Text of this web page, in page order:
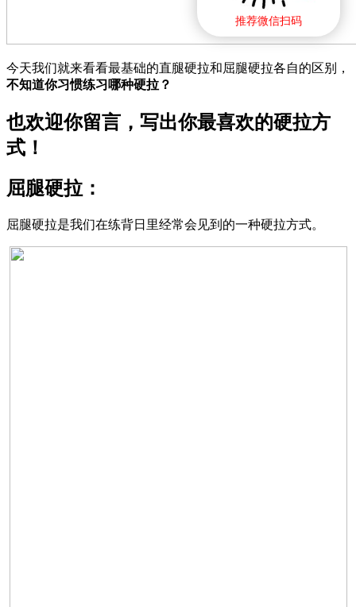
推荐微信扫码
今天我们就来看看最基础的直腿硬拉和屈腿硬拉各自的区别，
不知道你习惯练习哪种硬拉？
也欢迎你留言，写出你最喜欢的硬拉方
式！
屈腿硬拉：
屈腿硬拉是我们在练背日里经常会见到的一种硬拉方式。